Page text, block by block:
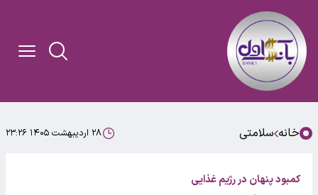
خانه سلامتی ۲۸ اردیبهشت ۱۴۰۵ ۲۳:۲۶
کمبود پنهان در رژیم غذایی